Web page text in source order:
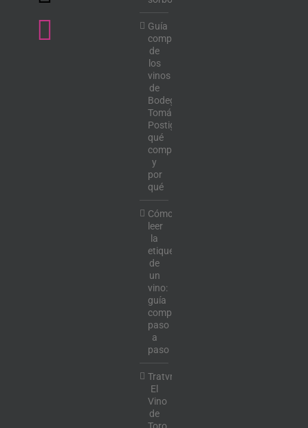
Guía
completa
de
los
vinos
de
Bodega
Tomás
Postigo:
qué
comprar
y
por
qué
Cómo
leer
la
etiqueta
de
un
vino:
guía
completa
paso
a
paso
Tratvm:
El
Vino
de